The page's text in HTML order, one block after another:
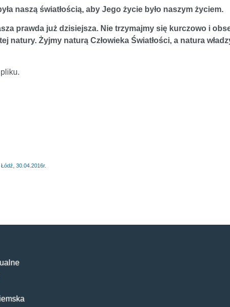
naszą światłością, aby Jego życie było naszym życiem.
prawda już dzisiejsza. Nie trzymajmy się kurczowo i
natury. Żyjmy naturą Człowieka Światłości, a natura
30.04.2016r.